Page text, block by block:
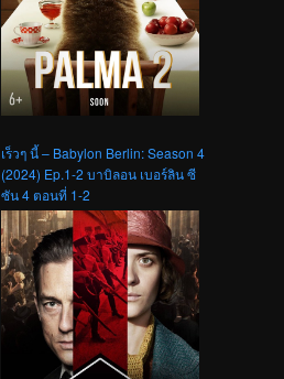
เร็วๆ นี้ – Babylon Berlin: Season 4
(2024) Ep.1-2 บาบิลอน เบอร์ลิน ซี
ซัน 4 ตอนที่ 1-2